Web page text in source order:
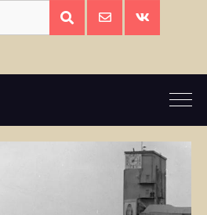
Искать:
ПОИСК